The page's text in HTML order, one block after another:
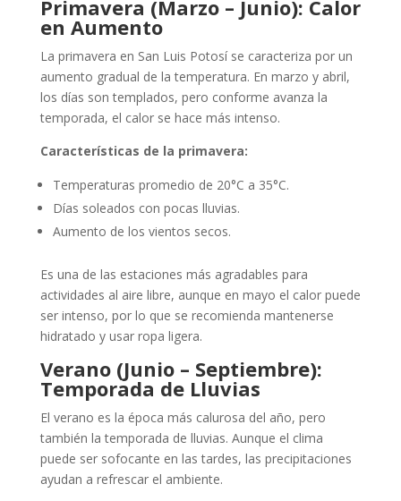
Primavera (Marzo – Junio): Calor
en Aumento
La primavera en San Luis Potosí se caracteriza por un
aumento gradual de la temperatura. En marzo y abril,
los días son templados, pero conforme avanza la
temporada, el calor se hace más intenso.
Características de la primavera:
Temperaturas promedio de 20°C a 35°C.
Días soleados con pocas lluvias.
Aumento de los vientos secos.
Es una de las estaciones más agradables para
actividades al aire libre, aunque en mayo el calor puede
ser intenso, por lo que se recomienda mantenerse
hidratado y usar ropa ligera.
Verano (Junio – Septiembre):
Temporada de Lluvias
El verano es la época más calurosa del año, pero
también la temporada de lluvias. Aunque el clima
puede ser sofocante en las tardes, las precipitaciones
ayudan a refrescar el ambiente.